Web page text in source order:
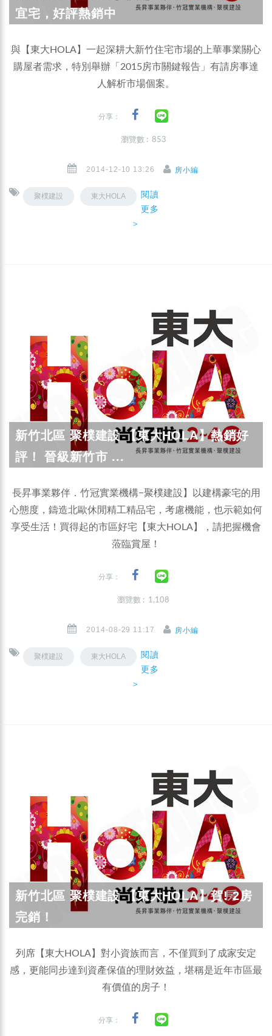
宜宅，好評熱銷中
與【東大HOLA】一起深耕大新竹住宅市場的上華事業關心
購屋者需求，特別舉辦「2015房市關鍵報告」有請房事達
人解析市場個案。
分享：
瀏覽數 : 853
2014-12-10 13:26 房小編
聚樸建設 東大HOLA
閱讀
更多
＞
新竹北區 聚樸建設 【東大HOLA】熱銷好
評！ 晉級新竹市 ...
長昇事業夥伴．竹冠實業機構−聚樸建設】以建構豪宅的用
心態度，鑄造北歐休閒精工精品宅，考慮機能，也示範如何
享受生活！買得起的市區好宅【東大HOLA】，請把握機會
蒞臨賞屋！
分享：
瀏覽數 : 1,108
2014-08-29 11:17 房小編
聚樸建設 東大HOLA
閱讀
更多
＞
新竹北區 聚樸建設 【東大HOLA】賀! 2房
完銷！
列席【東大HOLA】對小資族而言，不僅買到了成家安定
感，更能同步達到資產保值的理財效益，堪稱是近年市區最
有價值的房子！
分享：